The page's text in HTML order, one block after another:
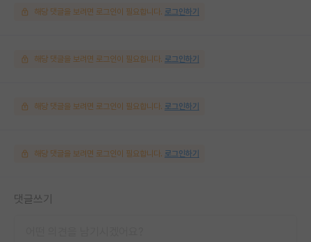
해당 댓글을 보려면 로그인이 필요합니다. 로그인하기
해당 댓글을 보려면 로그인이 필요합니다. 로그인하기
해당 댓글을 보려면 로그인이 필요합니다. 로그인하기
해당 댓글을 보려면 로그인이 필요합니다. 로그인하기
댓글쓰기